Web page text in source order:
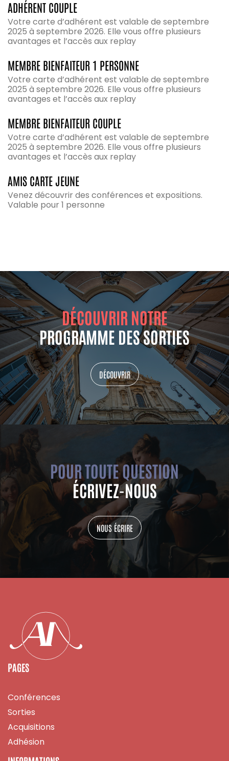
ADHÉRENT COUPLE
Votre carte d’adhérent est valable de septembre
2025 à septembre 2026. Elle vous offre plusieurs
avantages et l’accès aux replay
MEMBRE BIENFAITEUR 1 PERSONNE
Votre carte d’adhérent est valable de septembre
2025 à septembre 2026. Elle vous offre plusieurs
avantages et l’accès aux replay
MEMBRE BIENFAITEUR COUPLE
Votre carte d’adhérent est valable de septembre
2025 à septembre 2026. Elle vous offre plusieurs
avantages et l’accès aux replay
AMIS CARTE JEUNE
Venez découvrir des conférences et expositions.
Valable pour 1 personne
DÉCOUVRIR NOTRE
PROGRAMME DES SORTIES
DÉCOUVRIR
POUR TOUTE QUESTION
ÉCRIVEZ-NOUS
NOUS ÉCRIRE
PAGES
Conférences
Sorties
Acquisitions
Adhésion